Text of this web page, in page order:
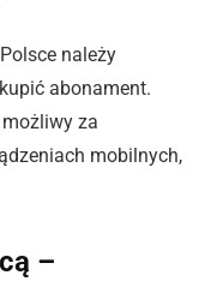
należy
abonament.
za
mobilnych,
–